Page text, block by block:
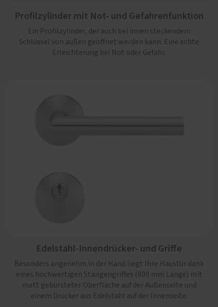
Profilzylinder mit Not- und Gefahrenfunktion
Ein Profilzylinder, der auch bei innen steckendem
Schlüssel von außen geöffnet werden kann. Eine echte
Erleichterung bei Not oder Gefahr.
Edelstahl-Innendrücker- und Griffe
Besonders angenehm in der Hand liegt Ihre Haustür dank
eines hochwertigen Stangengriffes (800 mm Länge) mit
matt gebürsteter Oberfläche auf der Außenseite und
einem Drücker aus Edelstahl auf der Innenseite.